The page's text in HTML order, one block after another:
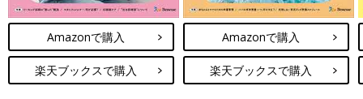
Amazonで購入
楽天ブックスで購入
Amazonで購入
楽天ブックスで購入